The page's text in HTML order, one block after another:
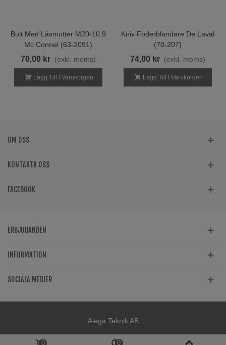
Bult Med Låsmutter M20-10.9
Mc Connel (63-2091)
70,00 kr (exkl. moms)
Lägg Till I Varukorgen
Kniv Foderblandare De Laval
(70-207)
74,00 kr (exkl. moms)
Lägg Till I Varukorgen
OM OSS
KONTAKTA OSS
FACEBOOK
ERBJUDANDEN
INFORMATION
SOCIALA MEDIER
Alega Teknik AB
0 0